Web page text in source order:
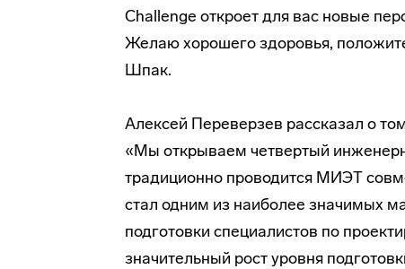
Challenge откроет для вас новые
Желаю хорошего здоровья,
Шпак.
Алексей Переверзев рассказал о
«Мы открываем четвертый
традиционно проводится МИЭТ
стал одним из наиболее значимых
подготовки специалистов по
значительный рост уровня